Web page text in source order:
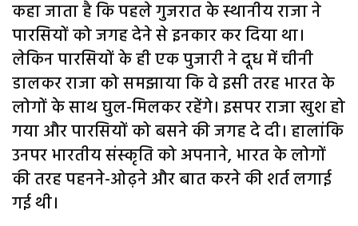
कहा जाता है कि पहले गुजरात के स्थानीय राजा ने
पारसियों को जगह देने से इनकार कर दिया था।
लेकिन पारसियों के ही एक पुजारी ने दूध में चीनी
डालकर राजा को समझाया कि वे इसी तरह भारत के
लोगों के साथ घुल-मिलकर रहेंगे। इसपर राजा खुश हो
गया और पारसियों को बसने की जगह दे दी। हालांकि
उनपर भारतीय संस्कृति को अपनाने, भारत के लोगों
की तरह पहनने-ओढ़ने और बात करने की शर्त लगाई
गई थी।